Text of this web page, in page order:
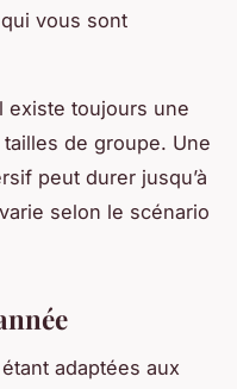
vous sont
existe toujours une
de groupe. Une
peut durer jusqu’à
selon le scénario
adaptées aux